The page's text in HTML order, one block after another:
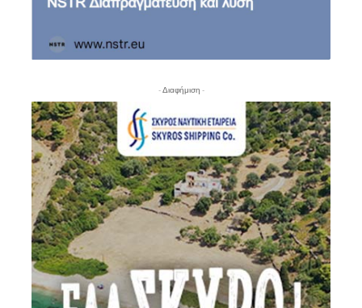
- Διαφήμιση -